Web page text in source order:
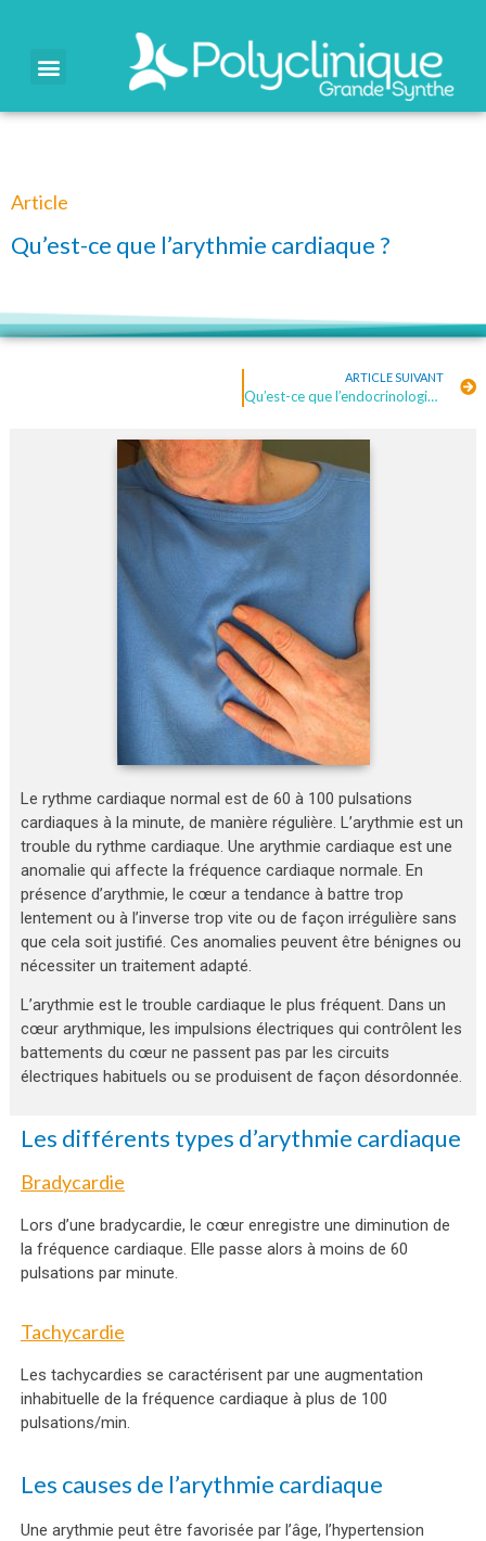
Article
Qu’est-ce que l’arythmie cardiaque ?
ARTICLE SUIVANT
Qu’est-ce que l’endocrinologie ?
Le rythme cardiaque normal est de 60 à 100 pulsations
cardiaques à la minute, de manière régulière. L’arythmie est un
trouble du rythme cardiaque. Une arythmie cardiaque est une
anomalie qui affecte la fréquence cardiaque normale. En
présence d’arythmie, le cœur a tendance à battre trop
lentement ou à l’inverse trop vite ou de façon irrégulière sans
que cela soit justifié. Ces anomalies peuvent être bénignes ou
nécessiter un traitement adapté.
L’arythmie est le trouble cardiaque le plus fréquent. Dans un
cœur arythmique, les impulsions électriques qui contrôlent les
battements du cœur ne passent pas par les circuits
électriques habituels ou se produisent de façon désordonnée.
Les différents types d’arythmie cardiaque
Bradycardie
Lors d’une bradycardie, le cœur enregistre une diminution de
la fréquence cardiaque. Elle passe alors à moins de 60
pulsations par minute.
Tachycardie
Les tachycardies se caractérisent par une augmentation
inhabituelle de la fréquence cardiaque à plus de 100
pulsations/min.
Les causes de l’arythmie cardiaque
Une arythmie peut être favorisée par l’âge, l’hypertension